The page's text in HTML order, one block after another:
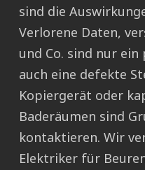
sind die
Verlorene Daten,
und Co. sind nur ein
auch eine defekte
Kopiergerät oder
Baderäumen sind
kontaktieren. Wir
Elektriker für